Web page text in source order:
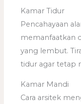
Kamar Tidur
Pencahayaan
memanfaatkan
yang lembut.
tidur agar tetap
Kamar Mandi
Cara arsitek